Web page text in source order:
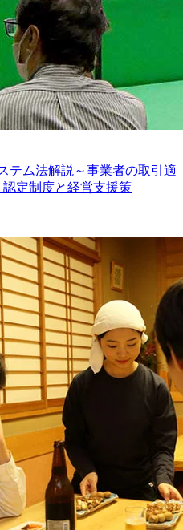
テム法解説～事業者の取引適
定制度と経営支援策